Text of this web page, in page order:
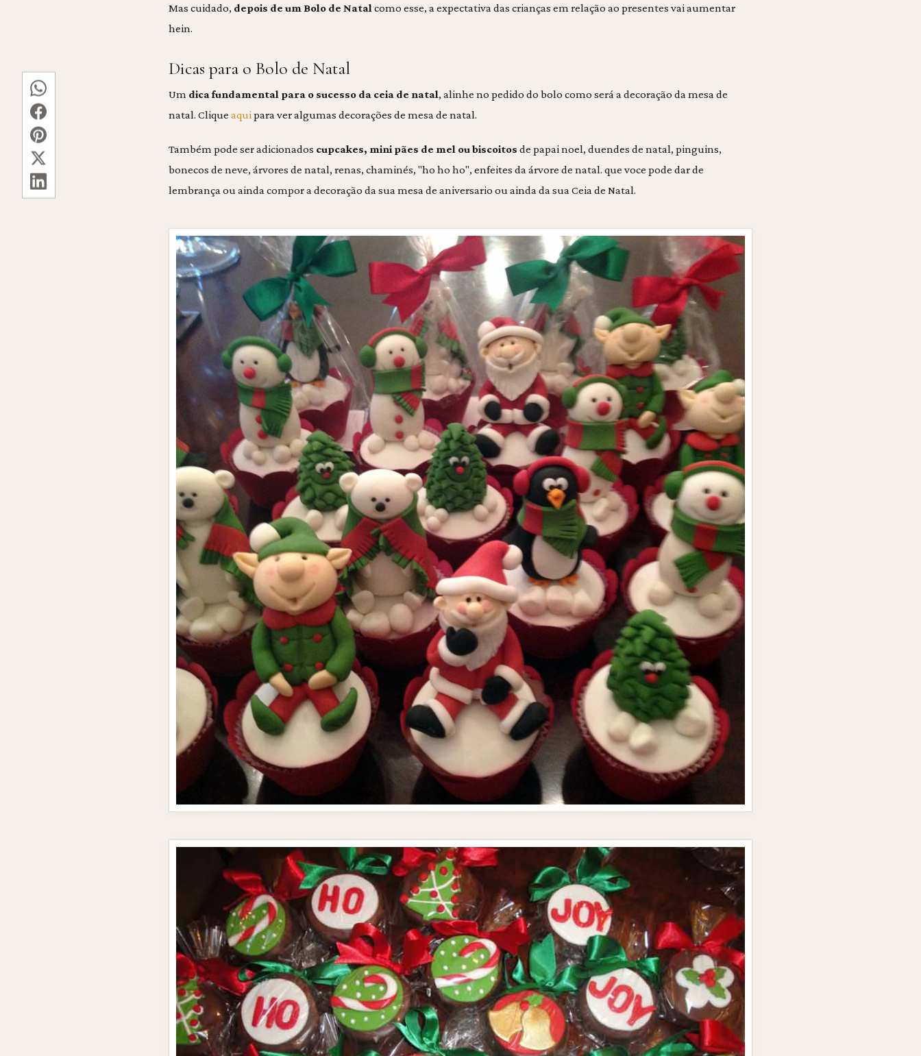
Mas cuidado, depois de um Bolo de Natal como esse, a expectativa das crianças em relação ao presentes vai aumentar
hein.
Dicas para o Bolo de Natal
Um dica fundamental para o sucesso da ceia de natal, alinhe no pedido do bolo como será a decoração da mesa de
natal. Clique aquipara ver algumas decorações de mesa de natal.
Também pode ser adicionados cupcakes, mini pães de mel ou biscoitos de papai noel, duendes de natal, pinguins,
bonecos de neve, árvores de natal, renas, chaminés, "ho ho ho", enfeites da árvore de natal. que voce pode dar de
lembrança ou ainda compor a decoração da sua mesa de aniversario ou ainda da sua Ceia de Natal.